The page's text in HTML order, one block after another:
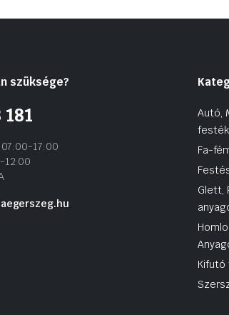
szüksége?
17:00
12:00
Autó,
Fa-
Glett,
Kifutó